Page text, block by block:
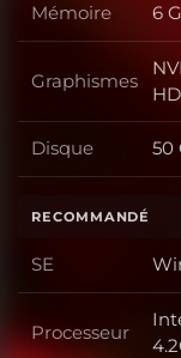
Mémoire 6
Graphismes
Disque 50
RECOMMANDÉ
SE SE
Processeur